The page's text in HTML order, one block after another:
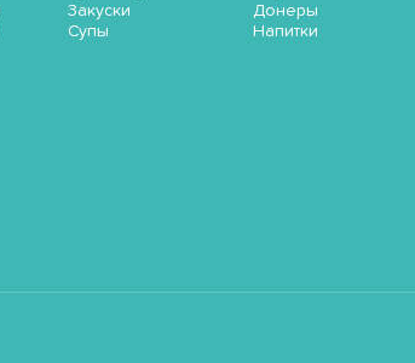
Закуски
Супы
Донеры
Напитки